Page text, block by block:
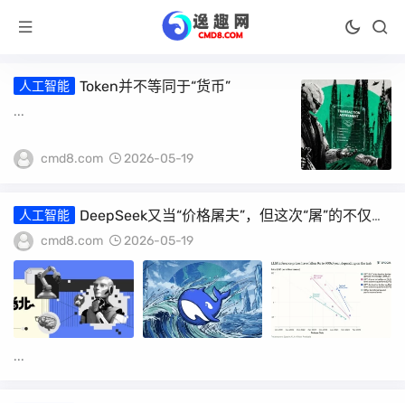
人工智能 Token并不等同于“货币”
...
cmd8.com 2026-05-19
人工智能
DeepSeek又当“价格屠夫”，但这次“屠”的不仅是
价格 cmd8.com 2026-05-19
...